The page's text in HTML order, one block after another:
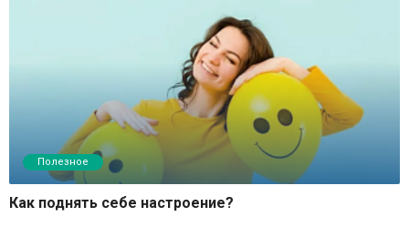
Полезное
Как поднять себе настроение?